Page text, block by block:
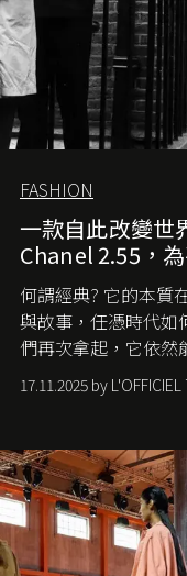
FASHION
一款自此改變世
Chanel 2.55，
何謂經典? 它的本質
與故事，任憑時代如
們再次拿起，它依然
手袋更是這樣存在
位。如果說每個女生
愛它的雋永與優雅。
甚麼取名叫 2.55 ？
歲月，回顧 2.55 的
17.11.2025 by